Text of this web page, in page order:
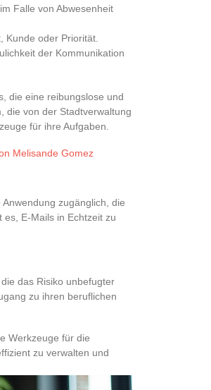
Falle von Abwesenheit
Kunde oder Priorität.
der Kommunikation
die eine reibungslose und
die von der Stadtverwaltung
für ihre Aufgaben.
Melisande Gomez
zugänglich, die
E-Mails in Echtzeit zu
das Risiko unbefugter
zu ihren beruflichen
Werkzeuge für die
zu verwalten und